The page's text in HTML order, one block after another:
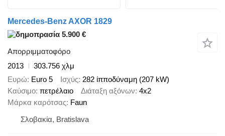
Mercedes-Benz AXOR 1829
5.900 €
Απορριμματοφόρο
2013
303.756 χλμ
Ευρώ Euro 5 Ισχύς 282 ίπποδύναμη (207 kW)
Καύσιμο πετρέλαιο Διάταξη αξόνων 4x2
Μάρκα καρότσας Faun
Σλοβακία, Bratislava